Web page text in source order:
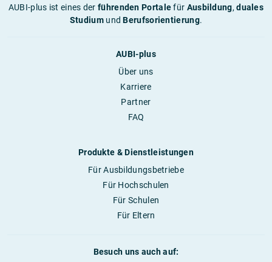
AUBI-plus ist eines derführenden Portalefür Ausbildung,duales
StudiumundBerufsorientierung.
AUBI-plus
Über uns
Karriere
Partner
FAQ
Produkte & Dienstleistungen
Für Ausbildungsbetriebe
Für Hochschulen
Für Schulen
Für Eltern
Besuch uns auch auf: